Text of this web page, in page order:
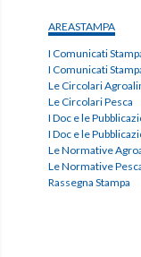
AREASTAMPA
I Comunicati
I Comunicati
Le Circolari
Le Circolari Pesca
I Doc e le
I Doc e le
Le Normative
Le Normative
Rassegna Stampa